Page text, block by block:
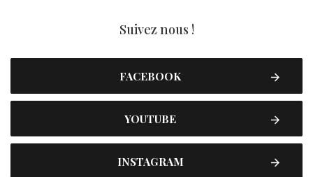
Suivez nous !
FACEBOOK
YOUTUBE
INSTAGRAM